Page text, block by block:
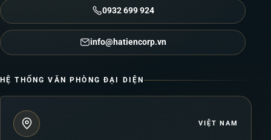
0932 699 924
info@hatiencorp.vn
HỆ THỐNG VĂN PHÒNG ĐẠI DIỆN
VIỆT NAM